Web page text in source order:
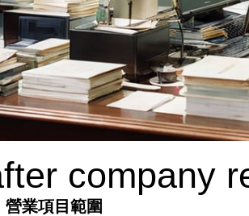
company
營業項目範圍